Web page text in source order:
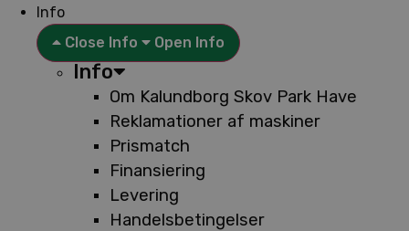
Info
Close Info
Open Info
Info
Om Kalundborg Skov Park Have
Reklamationer af maskiner
Prismatch
Finansiering
Levering
Handelsbetingelser